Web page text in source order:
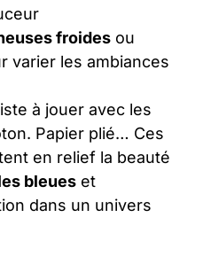
froides ou
varier les ambiances
à jouer avec les
Papier plié… Ces
en relief la beauté
bleues et
dans un univers